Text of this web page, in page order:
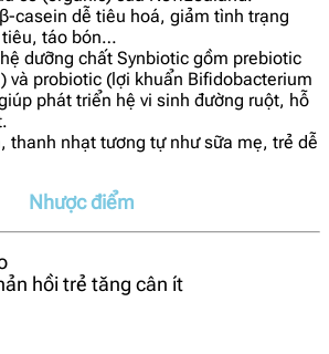
casein dễ tiêu hoá, giảm tình trạng
tiêu, táo bón…
dưỡng chất Synbiotic gồm prebiotic
và probiotic (lợi khuẩn Bifidobacterium
phát triển hệ vi sinh đường ruột, hỗ
thanh nhạt tương tự như sữa mẹ, trẻ dễ
Nhược điểm
hồi trẻ tăng cân ít